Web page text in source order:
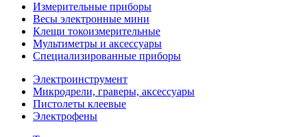
Измерительные приборы
Весы электронные мини
Клещи токоизмерительные
Мультиметры и аксессуары
Специализированные приборы
Электроинструмент
Микродрели, граверы, аксессуары
Пистолеты клеевые
Электрофены